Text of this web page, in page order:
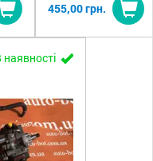
Купити
455,00 грн.
наявності